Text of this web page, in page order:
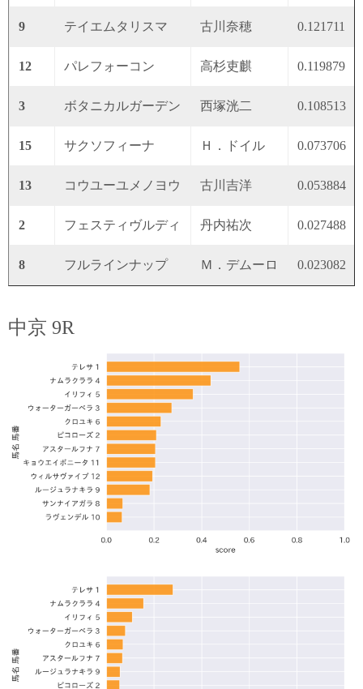
9 テイエムタリスマ 古川奈穂 0.121711
12 パレフォーコン 高杉吏麒 0.119879
3 ボタニカルガーデン 西塚洸二 0.108513
15 サクソフィーナ Ｈ．ドイル 0.073706
13 コウユーユメノヨウ 古川吉洋 0.053884
2 フェスティヴルディ 丹内祐次 0.027488
8 フルラインナップ Ｍ．デムーロ 0.023082
中京 9R